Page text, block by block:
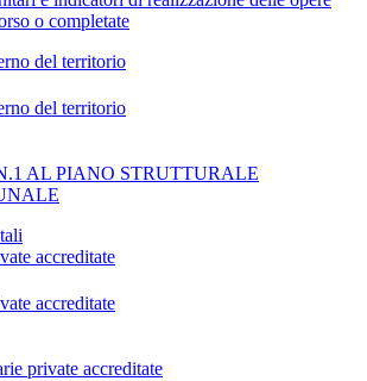
o completate
del territorio
del territorio
AL PIANO STRUTTURALE
accreditate
accreditate
private accreditate